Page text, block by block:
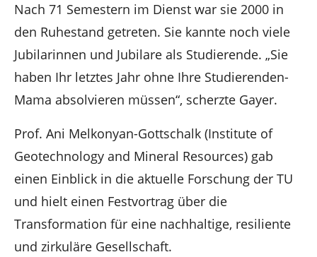
Nach 71 Semestern im Dienst war sie 2000 in
den Ruhestand getreten. Sie kannte noch viele
Jubilarinnen und Jubilare als Studierende. „Sie
haben Ihr letztes Jahr ohne Ihre Studierenden-
Mama absolvieren müssen“, scherzte Gayer.
Prof. Ani Melkonyan-Gottschalk (Institute of
Geotechnology and Mineral Resources) gab
einen Einblick in die aktuelle Forschung der TU
und hielt einen Festvortrag über die
Transformation für eine nachhaltige, resiliente
und zirkuläre Gesellschaft.